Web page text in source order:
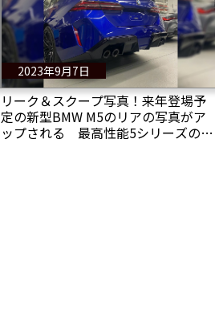
2023年9月7日
リーク＆スクープ写真！来年登場予
定の新型BMW M5のリアの写真がア
ップされる 最高性能5シリーズの最